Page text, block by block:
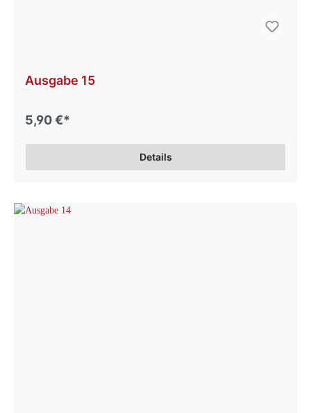
Ausgabe 15
5,90 €*
Details